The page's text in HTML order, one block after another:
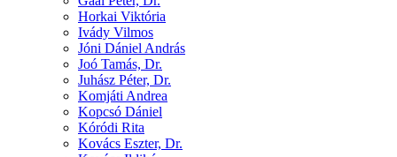
Horkai Viktória
Ivády Vilmos
Jóni Dániel András
Joó Tamás, Dr.
Juhász Péter, Dr.
Komjáti Andrea
Kopcsó Dániel
Kóródi Rita
Kovács Eszter, Dr.